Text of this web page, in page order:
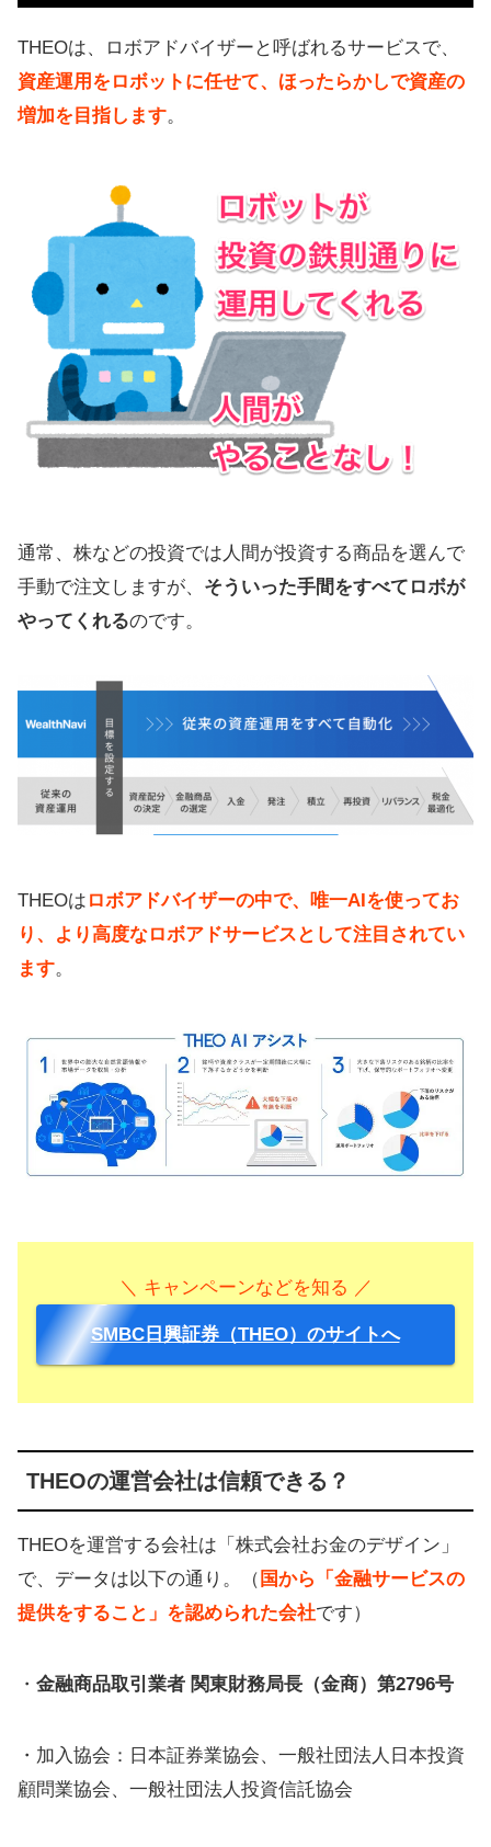
を目指す
おすすめしない？2ch（5ch）の評
THEOにはAIアシスト機能もありま
THEOは、ロボアドバイザーと呼ばれるサービスで、
資産運用をロボットに任せて、ほったらかしで資産の
増加を目指します。
通常、株などの投資では人間が投資する商品を選んで
手動で注文しますが、 そういった手間をすべてロボが
やってくれるのです。
THEOは ロボアドバイザーの中で、唯一AIを使ってお
り、より高度なロボアドサービスとして注目されてい
ます。
＼ キャンペーンなどを知る ／
SMBC日興証券（THEO）のサイトへ
THEOの運営会社は信頼できる？
THEOを運営する会社は「株式会社お金のデザイン」
で、データは以下の通り。（ 国から「金融サービスの
提供をすること」を認められた会社です）
・ 金融商品取引業者 関東財務局長（金商）第2796号
・加入協会：日本証券業協会、一般社団法人日本投資
顧問業協会、一般社団法人投資信託協会